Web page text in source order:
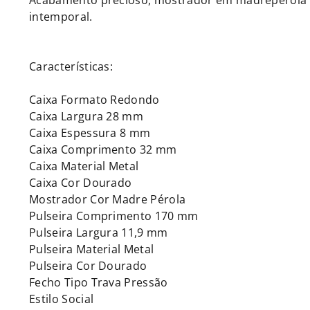
intemporal.
Características:
Caixa Formato Redondo
Caixa Largura 28 mm
Caixa Espessura 8 mm
Caixa Comprimento 32 mm
Caixa Material Metal
Caixa Cor Dourado
Mostrador Cor Madre Pérola
Pulseira Comprimento 170 mm
Pulseira Largura 11,9 mm
Pulseira Material Metal
Pulseira Cor Dourado
Fecho Tipo Trava Pressão
Estilo Social